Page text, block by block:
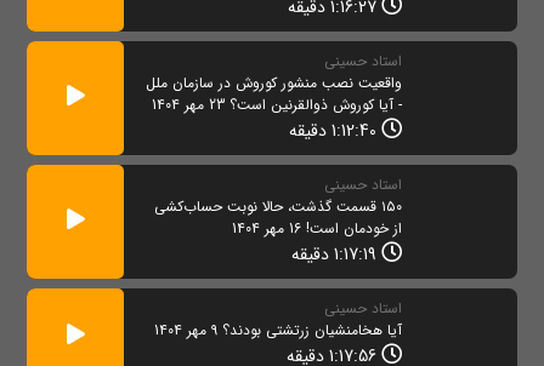
استاد حسینی
واقعیت نصب منشور کوروش در سازمان ملل
- آیا کوروش ذوالقرنین است؟ 23 مهر 1404
استاد حسینی
۱۵۰ قسمت گذشت، حالا نوبت حساب‌کشی
از خودمان است! 16 مهر 1404
استاد حسینی
آیا هخامنشیان زرتشتی بودند؟ 9 مهر 1404